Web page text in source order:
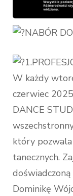
NABÓR
W każdy
czerwiec
DANCE
który
tanecznych.
Dominikę